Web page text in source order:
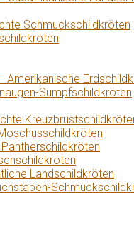
Schmuckschildkröten
Amerikanische
Sumpfschildkröten
Landschildkröten